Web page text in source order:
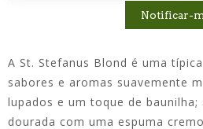
Notificar-
A St. Stefanus Blond é uma
sabores e aromas suavemente
lupados e um toque de
dourada com uma espuma